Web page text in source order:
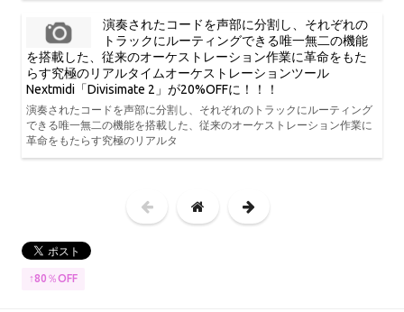
演奏されたコードを声部に分割し、それぞれの
トラックにルーティングできる唯一無二の機能
を搭載した、従来のオーケストレーション作業に革命をもた
らす究極のリアルタイムオーケストレーションツール
Nextmidi「Divisimate 2」が20%OFFに！！！
演奏されたコードを声部に分割し、それぞれのトラックにルーティング
できる唯一無二の機能を搭載した、従来のオーケストレーション作業に
革命をもたらす究極のリアルタ
↑80％OFF